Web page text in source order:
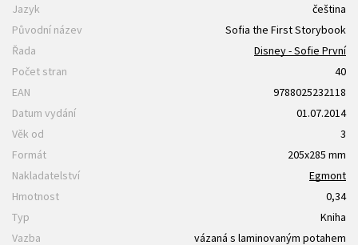
Jazyk
čeština
Původní název
Sofia the First Storybook
Řada
Disney - Sofie První
Počet stran
40
EAN
9788025232118
Datum vydání
01.07.2014
Věk od
3
Formát
205x285 mm
Nakladatelství
Egmont
Hmotnost
0,34
Typ
Kniha
Vazba
vázaná s laminovaným potahem